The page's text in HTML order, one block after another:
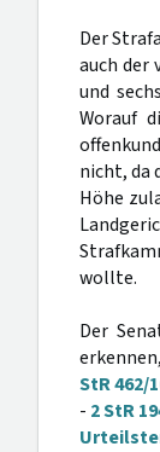
Der
auch der
und
Worauf
nicht, da
Höhe
wollte.
Der
StR 462/
- 2 StR